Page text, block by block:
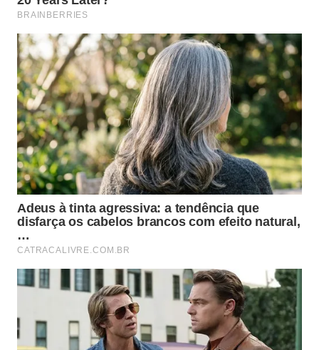
Como os morcegos ajudam na
dispersão de sementes e
reflorestamento?
As variedades frugívoras exercem um papel
essencial na recomposição florestal ao se
alimentarem de frutos nativos nas matas e áreas
urbanas. Ao voarem grandes distâncias para
sementes em locais variados permitindo o
natural de novasárvoresnativas.
Diversas pesquisas em áreas desmatadas revelam